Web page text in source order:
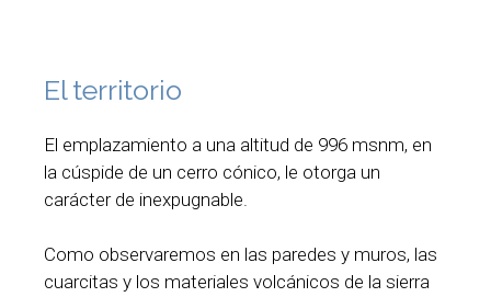
El territorio
El emplazamiento a una altitud de 996 msnm, en
la cúspide de un cerro cónico, le otorga un
carácter de inexpugnable.
Como observaremos en las paredes y muros, las
cuarcitas y los materiales volcánicos de la sierra